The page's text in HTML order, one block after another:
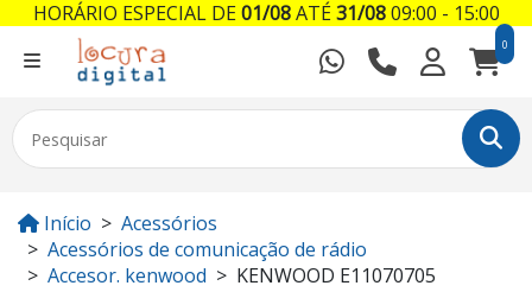
0
Início
Acessórios
Acessórios de comunicação de rádio
Accesor. kenwood
KENWOOD E11070705
HORÁRIO ESPECIAL DE01/08ATÉ31/0809:00 - 15:00